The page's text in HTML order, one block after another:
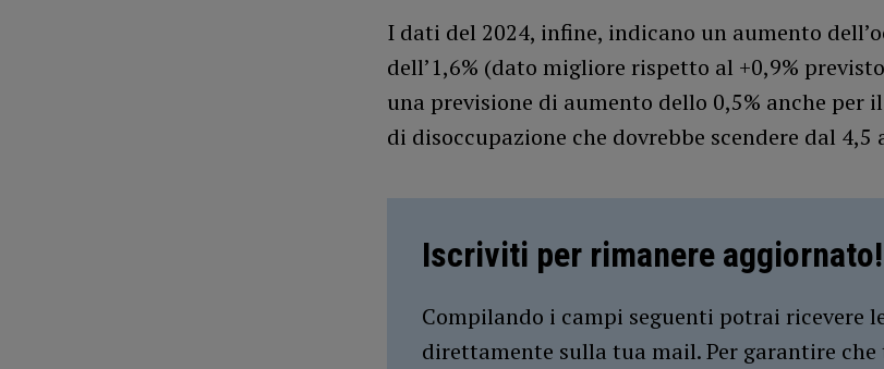
I dati del 2024, infine, indicano un aumento
dell’1,6% (dato migliore rispetto al +0,9%
una previsione di aumento dello 0,5% anche per
di disoccupazione che dovrebbe scendere dal 4,5
Iscriviti per rimanere aggiornato!
Compilando i campi seguenti potrai ricevere
direttamente sulla tua mail. Per garantire che